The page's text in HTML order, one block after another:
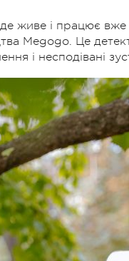
живе і працює вже
Megogo. Це
і несподівані